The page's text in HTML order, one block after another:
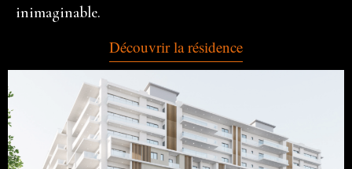
inimaginable.
Découvrir la résidence